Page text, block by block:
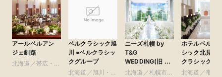
アールベルアン
ジェ釧路
北海道／帯広・釧
ベルクラシック旭
川 ●ベルクラシッ
クグループ
北海道／旭川・富
ニーズ札幌 by
T&G
WEDDING(旧 ヒ
ルサイドクラブ迎
北海道／札幌市・
ホテルベルク
シック北見 ●
クラシックグ
プ
北海道／帯広